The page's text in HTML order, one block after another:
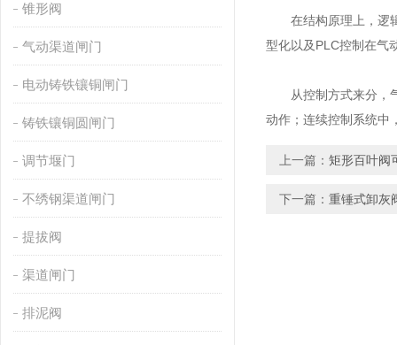
锥形阀
气动渠道闸门
电动铸铁镶铜闸门
铸铁镶铜圆闸门
调节堰门
不绣钢渠道闸门
提拔阀
渠道闸门
排泥阀
在结构原理上，逻辑
型化以及PLC控制在气
从控制方式来分，气
动作；连续控制系统中
上一篇： 矩形百叶阀
下一篇： 重锤式卸灰